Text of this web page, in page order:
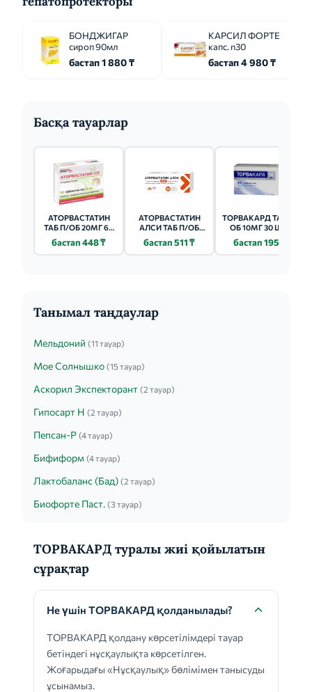
БОНДЖИГАР
сироп 90мл
бастап 1 880 ₸
КАРСИЛ ФОРТЕ
капс. n30
бастап 4 980 ₸
Басқа тауарлар
АТОРВАСТАТИН
ТАБ П/ОБ 20МГ 60
бастап 448 ₸
АТОРВАСТАТИН
АЛСИ ТАБ П/ОБ
бастап 511 ₸
ТОРВАКАРД ТАБ П/
ОБ 10МГ 30 ШТ.
бастап 195 ₸
Танымал таңдаулар
Мельдоний (11 тауар)
Мое Солнышко (15 тауар)
Аскорил Экспекторант (2 тауар)
Гипосарт Н (2 тауар)
Пепсан-Р (4 тауар)
Бифиформ (4 тауар)
Лактобаланс (Бад) (2 тауар)
Биофорте Паст. (3 тауар)
ТОРВАКАРД туралы жиі қойылатын
сұрақтар
Не үшін ТОРВАКАРД қолданылады?
ТОРВАКАРД қолдану көрсетілімдері тауар
бетіндегі нұсқаулықта көрсетілген.
Жоғарыдағы «Нұсқаулық» бөлімімен танысуды
ұсынамыз.